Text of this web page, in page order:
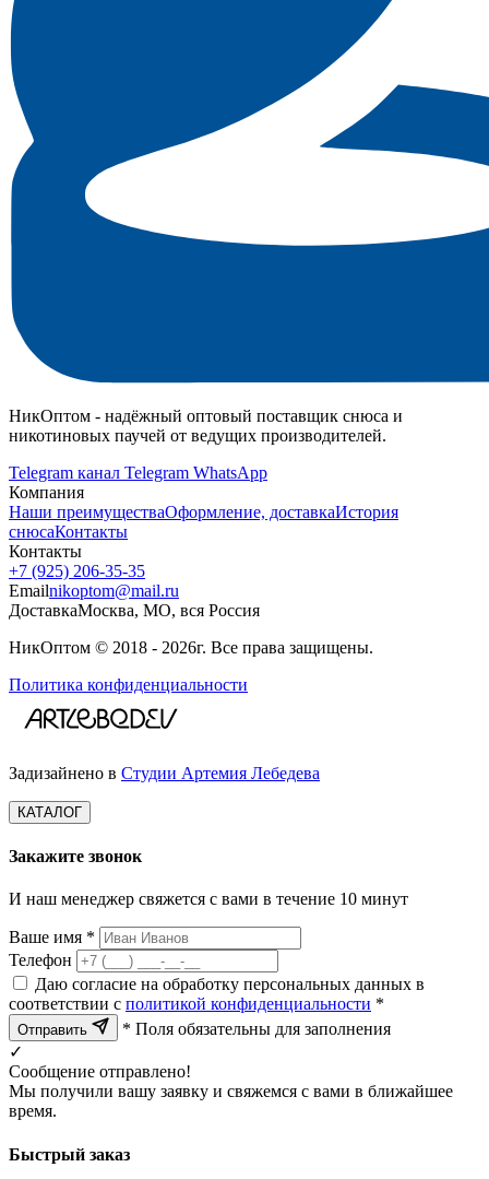
НикОптом - надёжный оптовый поставщик снюса и
никотиновых паучей от ведущих производителей.
Telegram канал Telegram WhatsApp
Компания
Наши преимуществаОформление, доставкаИстория
снюсаКонтакты
Контакты
+7 (925) 206‑35‑35
Emailnikoptom@mail.ru
ДоставкаМосква, МО, вся Россия
НикОптом © 2018 - 2026г. Все права защищены.
Политика конфиденциальности
Задизайнено в Студии Артемия Лебедева
КАТАЛОГ
Закажите звонок
И наш менеджер свяжется с вами в течение 10 минут
Ваше имя *
Телефон
Даю согласие на обработку персональных данных в
соответствии с политикой конфиденциальности *
Отправить
* Поля обязательны для заполнения
✓
Сообщение отправлено!
Мы получили вашу заявку и свяжемся с вами в ближайшее
время.
Быстрый заказ